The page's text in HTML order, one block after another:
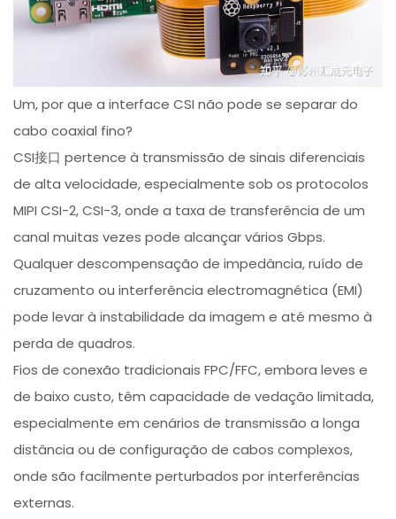
Um, por que a interface CSI não pode se separar do
cabo coaxial fino?
CSI接口 pertence à transmissão de sinais diferenciais
de alta velocidade, especialmente sob os protocolos
MIPI CSI-2, CSI-3, onde a taxa de transferência de um
canal muitas vezes pode alcançar vários Gbps.
Qualquer descompensação de impedância, ruído de
cruzamento ou interferência electromagnética (EMI)
pode levar à instabilidade da imagem e até mesmo à
perda de quadros.
Fios de conexão tradicionais FPC/FFC, embora leves e
de baixo custo, têm capacidade de vedação limitada,
especialmente em cenários de transmissão a longa
distância ou de configuração de cabos complexos,
onde são facilmente perturbados por interferências
externas.